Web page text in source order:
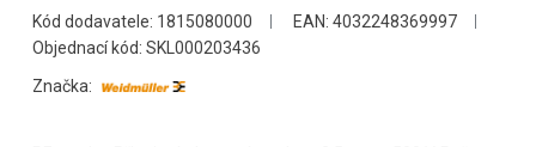
Kód dodavatele: 1815080000
EAN: 4032248369997
Objednací kód: SKL000203436
Značka: